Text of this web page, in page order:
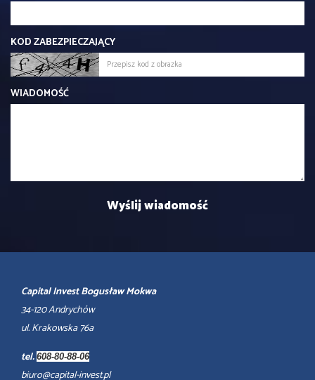
KOD ZABEZPIECZAJĄCY
WIADOMOŚĆ
Capital Invest Bogusław Mokwa
34-120 Andrychów
ul. Krakowska 76a
tel. 608-80-88-06
biuro@capital-invest.pl